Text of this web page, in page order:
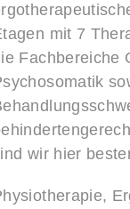
mit 7
Fachbereiche
wir hier